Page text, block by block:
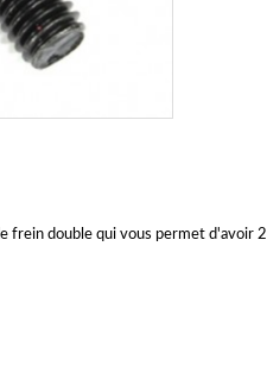
frein double qui vous permet